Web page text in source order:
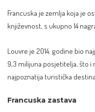
Francuska je zemlja koja je
književnost, s ukupno 14
Louvre je 2014. godine bio
9,3 milijuna posjetitelja, što i
najpoznatija turistička
Francuska zastava